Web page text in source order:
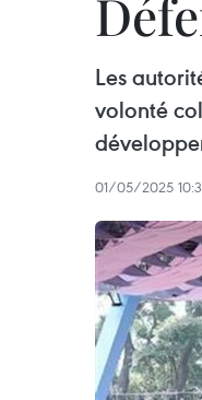
Les
volonté
01/05/2025